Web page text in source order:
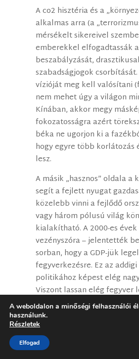
A co2 hisztéria és a
alkalmas arra (a
mérsékelt sikereivel
emberekkel elfogadtassák
beszabályzását,
szabadságjogok csorbítását.
vízióját meg kell valósítani
nem mehet úgy a világon
Kínában, akkor megy
fokozatosságra azért
béka ne ugorjon ki a
hogy egyre több korlátozás
lesz.
A másik „hasznos” oldala
segít a fejlett nyugat
közelebb vinni a fejlődő
vagy három pólusú világ
kialakítható. A 2000-es
vezényszóra – jelentették
sorban, hogy a GDP-jük
fegyverkezésre. Ez az
politikához képest elég
Viszont lassan elég fegyver
nagy háborúhoz, lassan
a gazdasági erők is, és
is több helyen már ki van
„probléma”, az az energia
biztosítása egy várható
A weboldalon a minőségi felhasználói
használunk.
Részletek
Elfogad